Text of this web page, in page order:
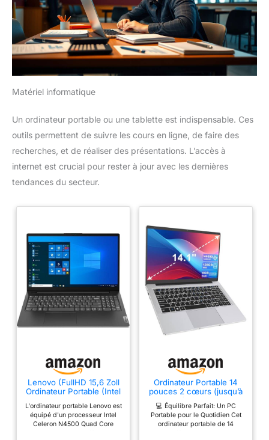
Matériel informatique
Un ordinateur portable ou une tablette est indispensable. Ces
outils permettent de suivre les cours en ligne, de faire des
recherches, et de réaliser des présentations. L’accès à
internet est crucial pour rester à jour avec les dernières
tendances du secteur.
Lenovo (FullHD 15,6 Zoll
Ordinateur Portable (Intel
16 Go DDR4, 512 Go
SSD, Intel UHD, HDMI,
BT, USB 3.0, Webcam,
L'ordinateur portable Lenovo est
équipé d'un processeur Intel
Celeron N4500 Quad Core
Ordinateur Portable 14
pouces 2 cœurs (jusqu’à
2,6 GHz) PC Portable 6
Go DDR4 128 Go SSD,
WiFi 5G, Mini-HDMI,
Design Sans Ventilateur
💻 Équilibre Parfait: Un PC
Portable pour le Quotidien Cet
ordinateur portable de 14